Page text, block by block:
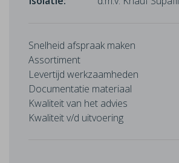
Snelheid afspraak maken
Assortiment
Levertijd werkzaamheden
Documentatie materiaal
Kwaliteit van het advies
Kwaliteit v/d uitvoering